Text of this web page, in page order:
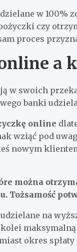
w 100%
czy
proces
a
w swoich
banki
online
wziąć pod
nowym
można
Tożsamość
na
kolei
okres